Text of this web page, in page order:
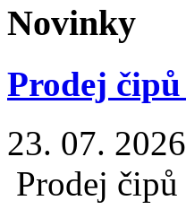
Novinky
Prodej
23. 07. 2026
Prodej čipů